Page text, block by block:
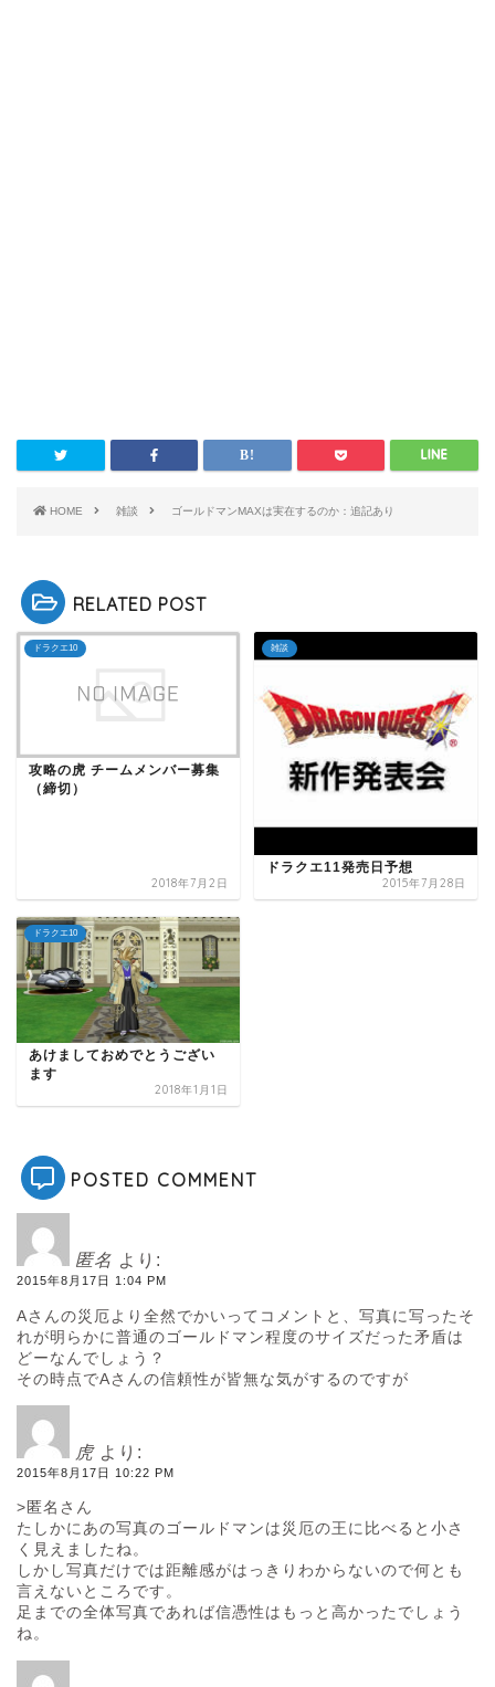
HOME 雑談 ゴールドマンMAXは実在するのか：追記あり
RELATED POST
ドラクエ10
攻略の虎 チームメンバー募集
（締切）
2018年7月2日
雑談
ドラクエ11発売日予想
2015年7月28日
ドラクエ10
あけましておめでとうござい
ます
2018年1月1日
POSTED COMMENT
匿名 より:
2015年8月17日 1:04 PM
Aさんの災厄より全然でかいってコメントと、写真に写ったそ
れが明らかに普通のゴールドマン程度のサイズだった矛盾は
どーなんでしょう？
その時点でAさんの信頼性が皆無な気がするのですが
虎 より:
2015年8月17日 10:22 PM
>匿名さん
たしかにあの写真のゴールドマンは災厄の王に比べると小さ
く見えましたね。
しかし写真だけでは距離感がはっきりわからないので何とも
言えないところです。
足までの全体写真であれば信憑性はもっと高かったでしょう
ね。